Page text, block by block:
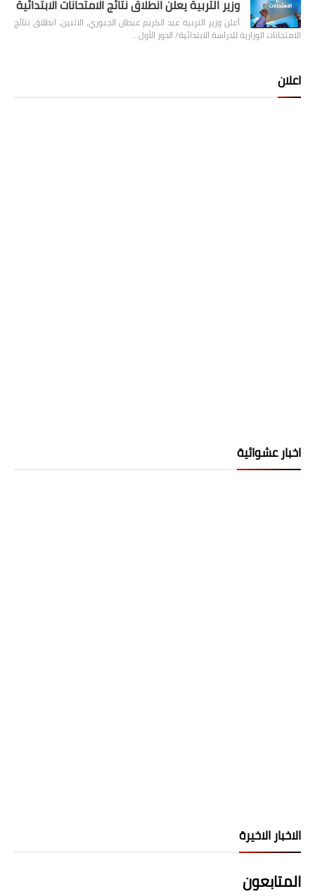
وزير التربية يعلن انطلاق نتائج الامتحانات الابتدائية
أعلن وزير التربية عبد الكريم عبطان الجبوري، الاثنين، انطلاق نتائج
الامتحانات الوزارية للدراسة الابتدائية/ الدور الأول…
اعلان
اخبار عشوائية
الاخبار الاخيرة
المتابعون